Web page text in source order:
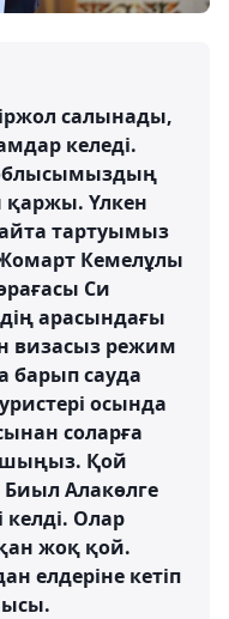
салынады,
келеді.
қаржы. Үлкен
тартуымыз
Кемелұлы
Си
арасындағы
визасыз режим
барып сауда
осында
соларға
Қой
Биыл Алакөлге
Олар
жоқ қой.
елдеріне кетіп